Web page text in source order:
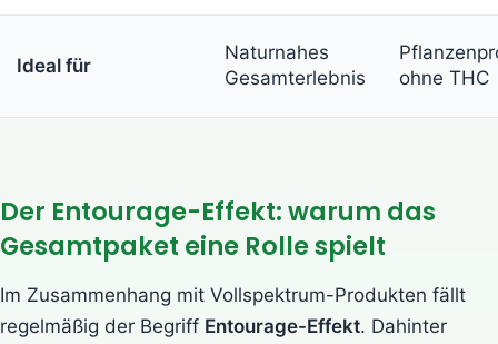
Ideal für
Naturnahes
Gesamterlebnis
ohne THC
Der Entourage-Effekt: warum das
Gesamtpaket eine Rolle spielt
Im Zusammenhang mit Vollspektrum-Produkten fällt
regelmäßig der Begriff Entourage-Effekt. Dahinter